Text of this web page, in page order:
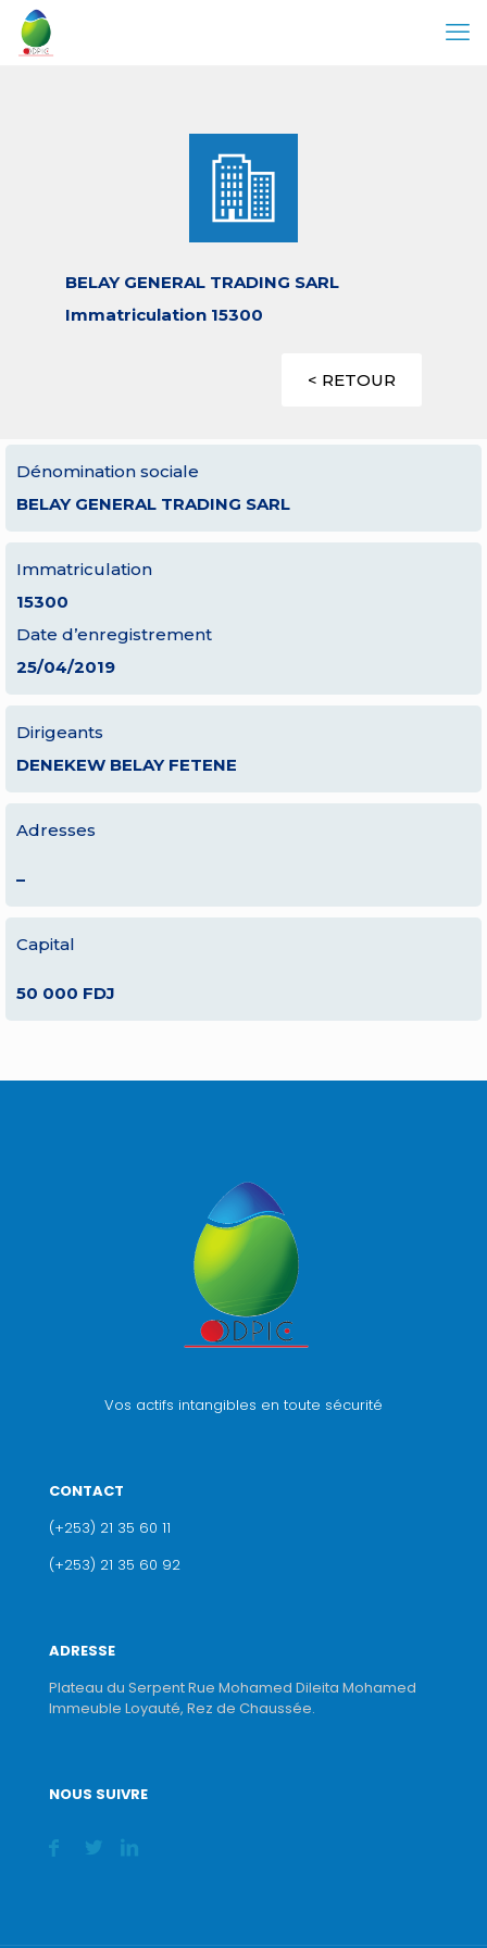
BELAY GENERAL TRADING SARL
Immatriculation 15300
< RETOUR
Dénomination sociale
BELAY GENERAL TRADING SARL
Immatriculation
15300
Date d’enregistrement
25/04/2019
Dirigeants
DENEKEW BELAY FETENE
Adresses
–
Capital
50 000 FDJ
Vos actifs intangibles en toute sécurité
CONTACT
(+253) 21 35 60 11
(+253) 21 35 60 92
ADRESSE
Plateau du Serpent Rue Mohamed Dileita Mohamed
Immeuble Loyauté, Rez de Chaussée.
NOUS SUIVRE